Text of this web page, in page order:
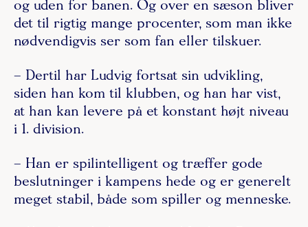
og uden for banen. Og over en sæson bliver
det til rigtig mange procenter, som man ikke
nødvendigvis ser som fan eller tilskuer.
– Dertil har Ludvig fortsat sin udvikling,
siden han kom til klubben, og han har vist,
at han kan levere på et konstant højt niveau
i 1. division.
– Han er spilintelligent og træffer gode
beslutninger i kampens hede og er generelt
meget stabil, både som spiller og menneske.